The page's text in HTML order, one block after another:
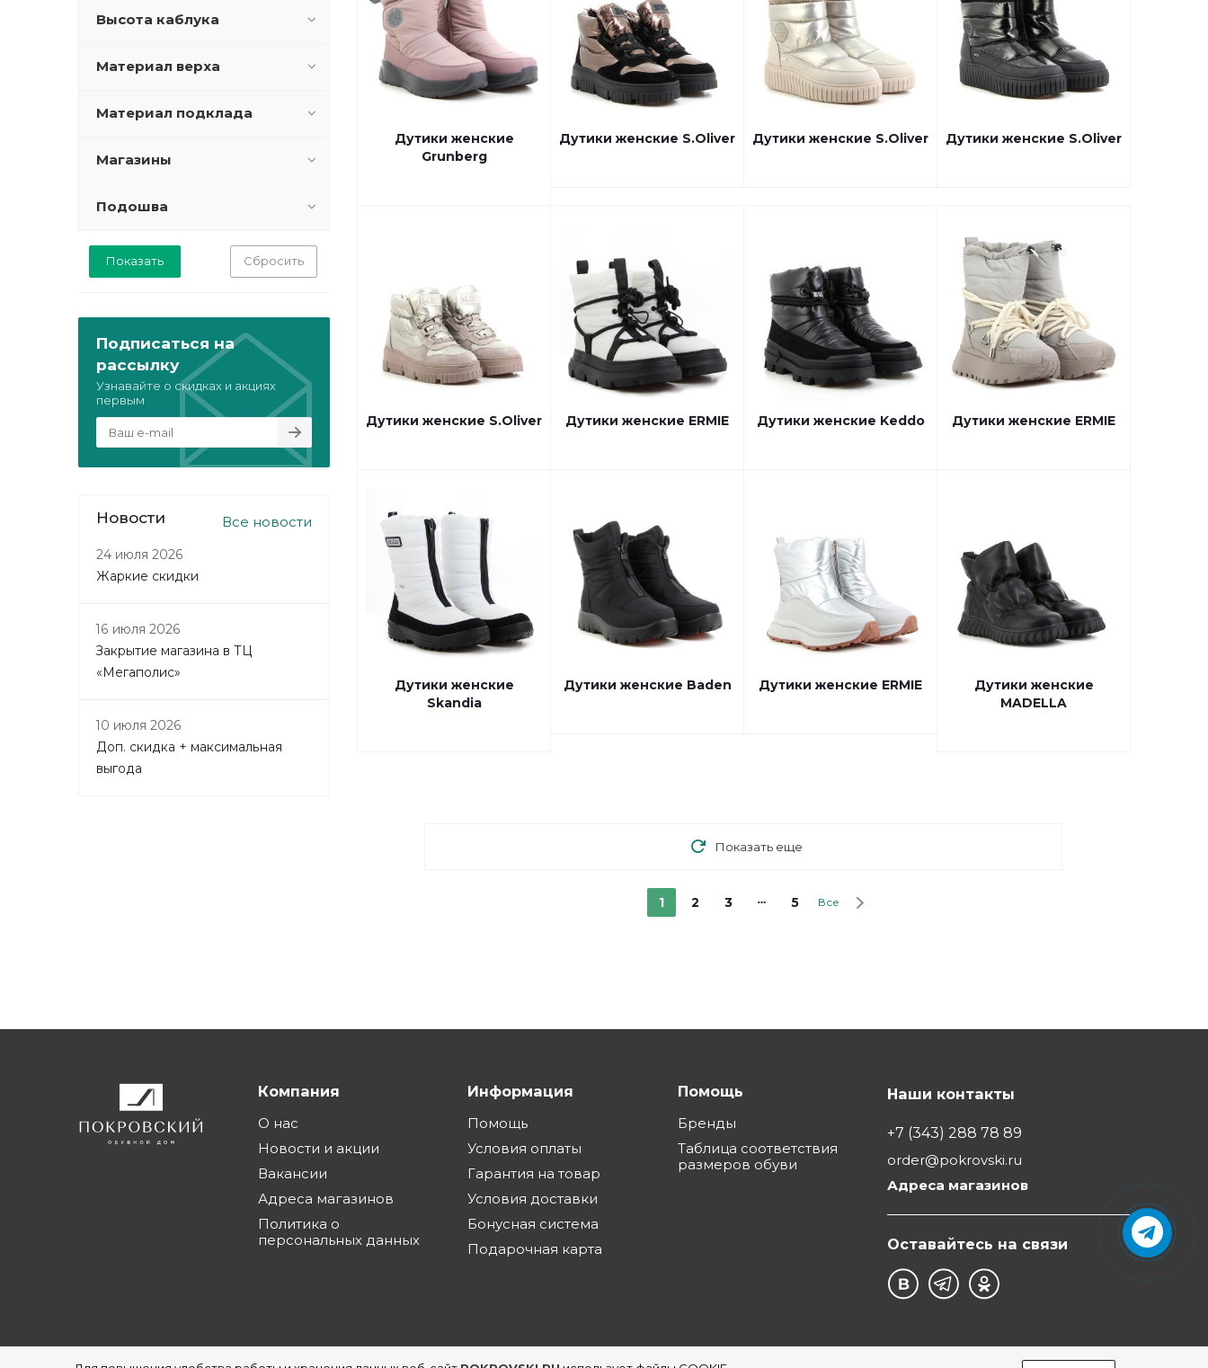
Дутики женские
Grunberg
Дутики женские S.Oliver Дутики женские S.Oliver Дутики женские S.Oliver
Дутики женские S.Oliver Дутики женские ERMIE Дутики женские Keddo Дутики женские ERMIE
Дутики женские
Skandia
Дутики женские Baden Дутики женские ERMIE
Дутики женские
MADELLA
Показать еще
1 2 3 5 Все
Высота каблука
Материал верха
Материал подклада
Магазины
Подошва
Сбросить
Подписаться на
рассылку
Узнавайте о скидках и акциях
первым
Новости Все новости
24 июля 2026
Жаркие скидки
16 июля 2026
Закрытие магазина в ТЦ
«Мегаполис»
10 июля 2026
Доп. скидка + максимальная
выгода
Компания
О нас
Новости и акции
Вакансии
Адреса магазинов
Политика о
персональных данных
Информация
Помощь
Условия оплаты
Гарантия на товар
Условия доставки
Бонусная система
Подарочная карта
Помощь
Бренды
Таблица соответствия
размеров обуви
Наши контакты
+7 (343) 288 78 89
order@pokrovski.ru
Адреса магазинов
Оставайтесь на связи